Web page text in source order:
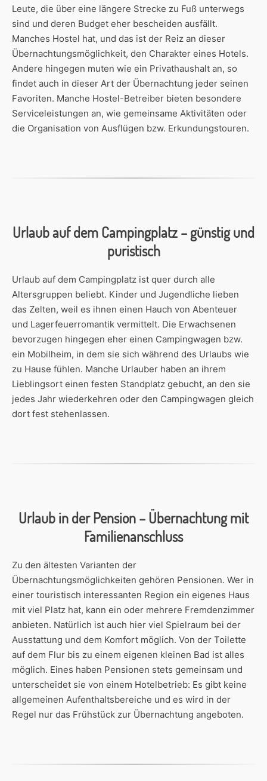
Leute, die über eine längere Strecke zu Fuß unterwegs
sind und deren Budget eher bescheiden ausfällt.
Manches Hostel hat, und das ist der Reiz an dieser
Übernachtungsmöglichkeit, den Charakter eines Hotels.
Andere hingegen muten wie ein Privathaushalt an, so
findet auch in dieser Art der Übernachtung jeder seinen
Favoriten. Manche Hostel-Betreiber bieten besondere
Serviceleistungen an, wie gemeinsame Aktivitäten oder
die Organisation von Ausflügen bzw. Erkundungstouren.
Urlaub auf dem Campingplatz – günstig und
puristisch
Urlaub auf dem Campingplatz ist quer durch alle
Altersgruppen beliebt. Kinder und Jugendliche lieben
das Zelten, weil es ihnen einen Hauch von Abenteuer
und Lagerfeuerromantik vermittelt. Die Erwachsenen
bevorzugen hingegen eher einen Campingwagen bzw.
ein Mobilheim, in dem sie sich während des Urlaubs wie
zu Hause fühlen. Manche Urlauber haben an ihrem
Lieblingsort einen festen Standplatz gebucht, an den sie
jedes Jahr wiederkehren oder den Campingwagen gleich
dort fest stehenlassen.
Urlaub in der Pension – Übernachtung mit
Familienanschluss
Zu den ältesten Varianten der
Übernachtungsmöglichkeiten gehören Pensionen. Wer in
einer touristisch interessanten Region ein eigenes Haus
mit viel Platz hat, kann ein oder mehrere Fremdenzimmer
anbieten. Natürlich ist auch hier viel Spielraum bei der
Ausstattung und dem Komfort möglich. Von der Toilette
auf dem Flur bis zu einem eigenen kleinen Bad ist alles
möglich. Eines haben Pensionen stets gemeinsam und
unterscheidet sie von einem Hotelbetrieb: Es gibt keine
allgemeinen Aufenthaltsbereiche und es wird in der
Regel nur das Frühstück zur Übernachtung angeboten.